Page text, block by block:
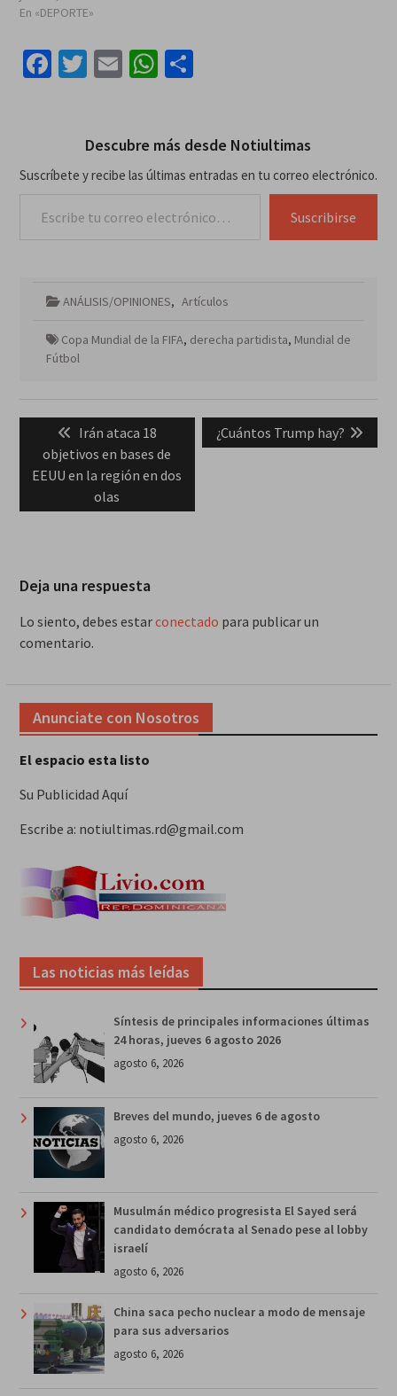
En «DEPORTE»
Facebook
Twitter
EmailWhatsApp
Compartir
Descubre más desde Notiultimas
Suscríbete y recibe las últimas entradas en tu correo electrónico.
Suscribirse
ANÁLISIS/OPINIONES, Artículos
Copa Mundial de la FIFA, derecha partidista, Mundial de
Fútbol
Navegación
entradas
Previous
post:
Irán ataca 18
objetivos en bases de
EEUU en la región en dos
olas
Next
post:
¿Cuántos Trump hay?
Deja una respuesta
Lo siento, debes estarconectado para publicar un
comentario.
Anunciate con Nosotros
El espacio esta listo
Su Publicidad Aquí
Escribe a: notiultimas.rd@gmail.com
Las noticias más leídas
Síntesis de principales informaciones últimas
24 horas, jueves 6 agosto 2026
agosto 6, 2026
Breves del mundo, jueves 6 de agosto
agosto 6, 2026
Musulmán médico progresista El Sayed será
candidato demócrata al Senado pese al lobby
israelí
agosto 6, 2026
China saca pecho nuclear a modo de mensaje
para sus adversarios
agosto 6, 2026